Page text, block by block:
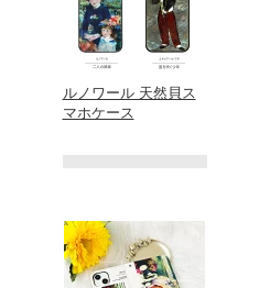
ルノワール 天然貝ス
マホケース